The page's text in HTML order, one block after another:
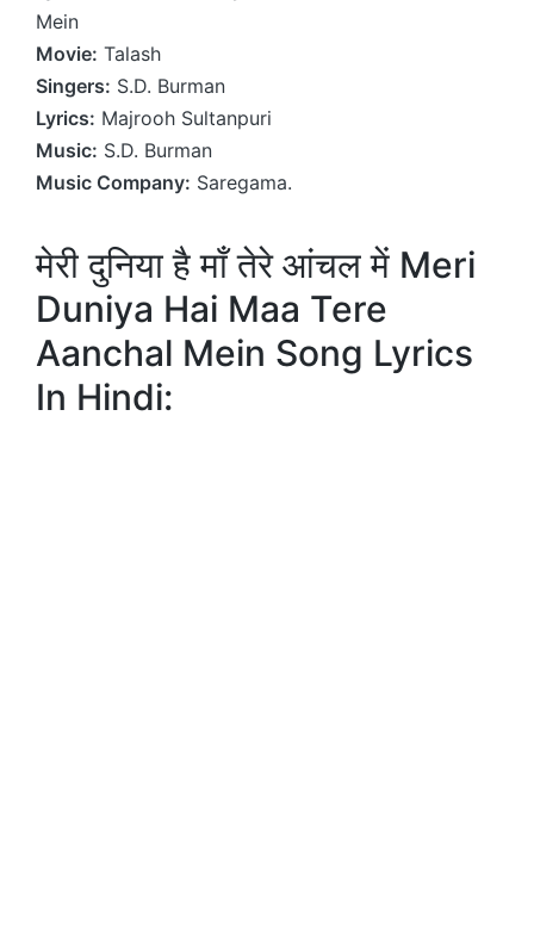
Mein
Movie: Talash
Singers: S.D. Burman
Lyrics: Majrooh Sultanpuri
Music: S.D. Burman
Music Company: Saregama.
मेरी दुनिया है माँ तेरे आंचल में Meri
Duniya Hai Maa Tere
Aanchal Mein Song Lyrics
In Hindi: